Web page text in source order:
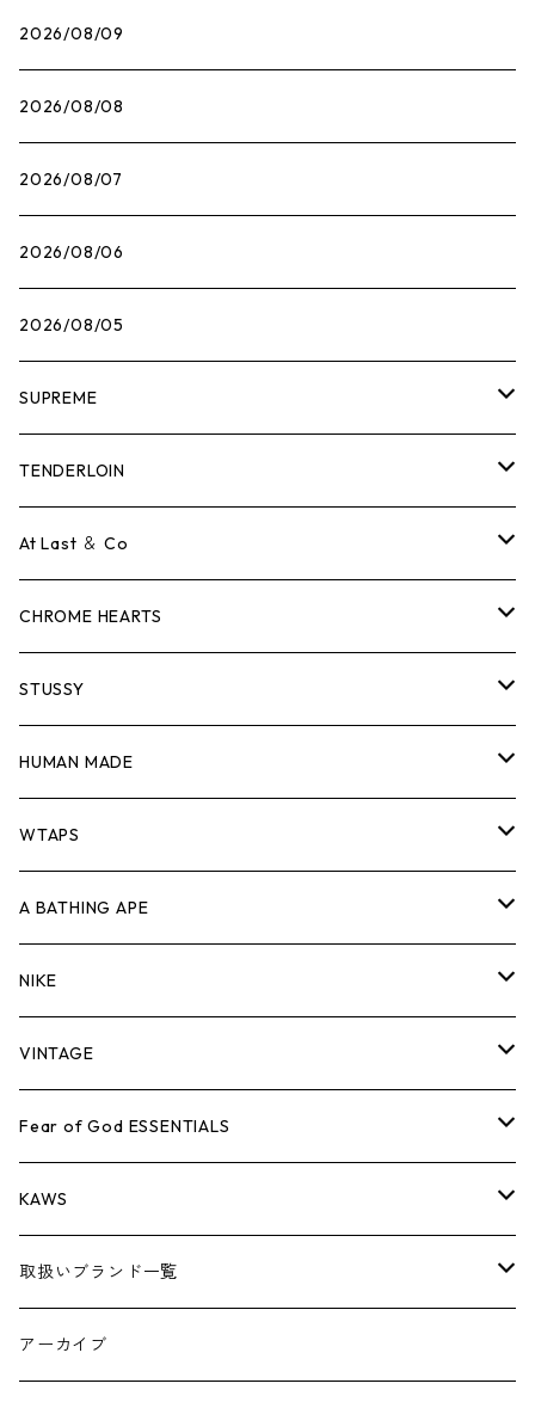
2026/08/09
2026/08/08
2026/08/07
2026/08/06
2026/08/05
SUPREME
Tシャツ
ロンTEE
スウェット/ニット
シャツ
ジャケット
パンツ
キャップ・ハット
バッグ
シューズ
小物
コラボレーション
×THE NORTH FACE
×COMME des GARCONS
シーズンアイテム
26SS
BOX LOGOアイテム
TENDERLOIN
Tシャツ
ロンTEE
スウェット/ニット
シャツ
ジャケット
パンツ
キャップ・ハット
バッグ
シューズ
小物
At Last ＆ Co
Tシャツ
ロンTEE
スウェット/ニット
シャツ
ジャケット
パンツ
キャップ・ハット
バッグ
シューズ
小物
CHROME HEARTS
Tシャツ
ロンTEE
スウェット/ニット
シャツ
ジャケット
パンツ
キャップ・ハット
バッグ
シューズ
小物
STUSSY
Tシャツ
ロンTEE
スウェット/ニット
シャツ
ジャケット
パンツ
キャップ・ハット
バッグ
シューズ
HUMAN MADE
Tシャツ
ロンT
スウェット/ニット
シャツ
ジャケット
パンツ
キャップ
バッグ
WTAPS
Tシャツ
ロンTEE
スウェット/ニット
シャツ
ジャケット
パンツ
キャップ・ハット
A BATHING APE
Tシャツ
ロンTEE
スウェット/ニット
シャツ
ジャケット
パンツ
NIKE
シューズ
AIR JORDAN 1
AIR JORDAN 3
アパレル・小物
VINTAGE
Tシャツ
ロンTEE
スウェット/ニット
ジャケット
Fear of God ESSENTIALS
Tシャツ
ロンTEE
スウェット/ニット
KAWS
アパレル
小物
取扱いブランド一覧
A
アーカイブ